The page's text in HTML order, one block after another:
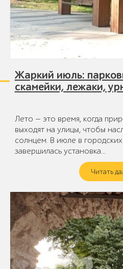
Жаркий июль:
скамейки, лежаки,
Лето — это время, когда
выходят на улицы, чтобы
солнцем. В июле в
завершилась установка…
Читать